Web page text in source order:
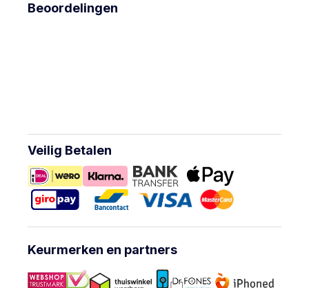
Beoordelingen
Veilig Betalen
Keurmerken en partners